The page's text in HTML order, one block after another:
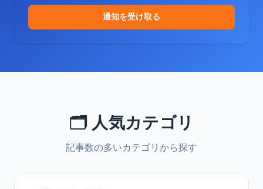
通知を受け取る
🗂️ 人気カテゴリ
記事数の多いカテゴリから探す